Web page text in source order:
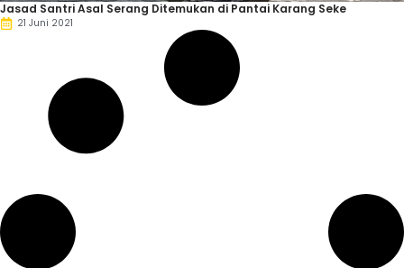
Jasad Santri Asal Serang Ditemukan di Pantai Karang Seke
21 Juni 2021